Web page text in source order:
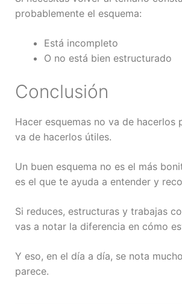
probablemente el esquema:
Está incompleto
O no está bien estructurado
Conclusión
Hacer esquemas no va de hacerlos
va de hacerlos útiles.
Un buen esquema no es el más
es el que te ayuda a entender y
Si reduces, estructuras y trabajas
vas a notar la diferencia en cómo
Y eso, en el día a día, se nota
parece.